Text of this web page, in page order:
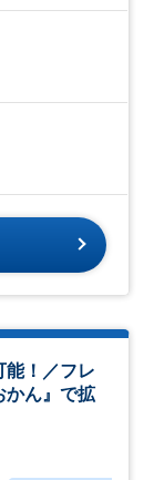
能！／フレ
かん』で拡